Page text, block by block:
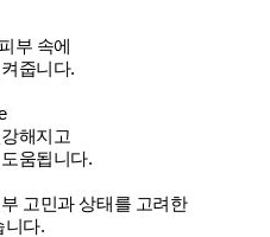
부 속에
줍니다.
해지고
움됩니다.
고민과 상태를 고려한
니다.